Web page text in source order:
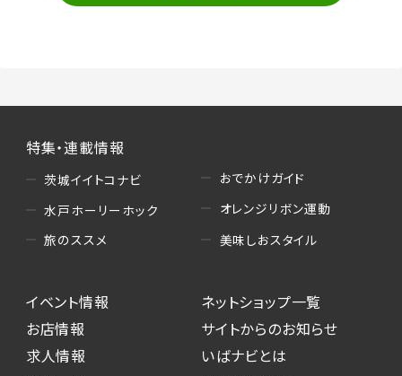
・読者プレゼント、アンケート等、当サービスが実
施するキャンペーンの抽選、当選者への連絡及
び発送 ・ユーザーの趣向や属性情報等の分析
（5）広告主への問い合わせ・応募等への対応
・本サービスを通じて求人広告に応募した際の
選考に関する連絡
・本サービスを通じて店舗への来店予約を登録
した際の内容確認、返答
特集・連載情報
茨城イイトコナビ
水戸ホーリーホック
旅のススメ
おでかけガイド
オレンジリボン運動
美味しおスタイル
イベント情報
お店情報
求人情報
ネットショップ一覧
サイトからのお知らせ
いばナビとは